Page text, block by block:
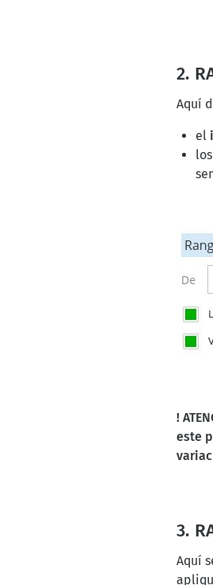
2.
Aquí
el
los
!
este
3.
Aquí